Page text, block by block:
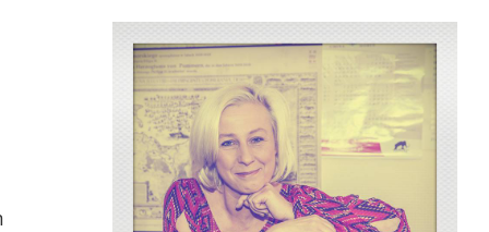
autora
Fot. ze zbiorów rodzinnych autora